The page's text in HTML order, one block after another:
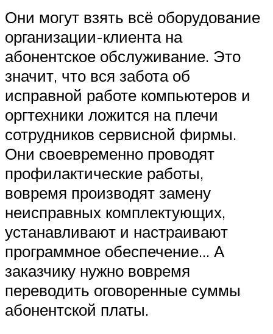
Они могут взять всё оборудование
организации-клиента на
абонентское обслуживание. Это
значит, что вся забота об
исправной работе компьютеров и
оргтехники ложится на плечи
сотрудников сервисной фирмы.
Они своевременно проводят
профилактические работы,
вовремя производят замену
неисправных комплектующих,
устанавливают и настраивают
программное обеспечение… А
заказчику нужно вовремя
переводить оговоренные суммы
абонентской платы.